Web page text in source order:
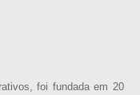
foi fundada em 20